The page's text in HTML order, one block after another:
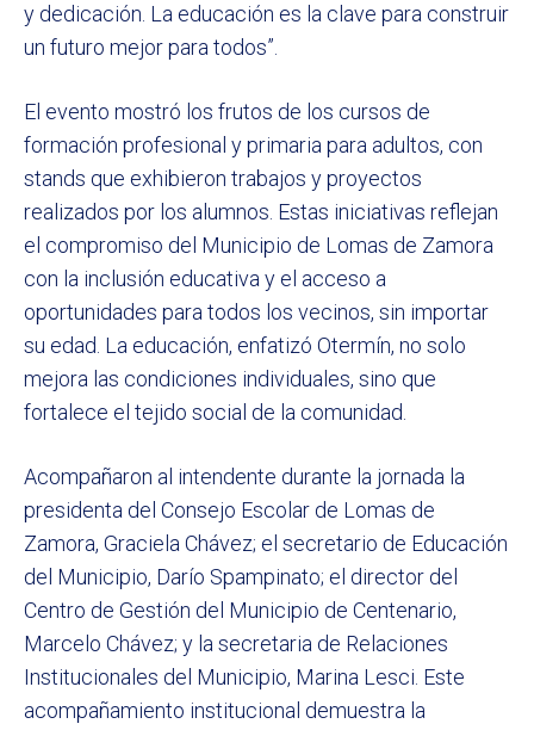
y dedicación. La educación es la clave para construir
un futuro mejor para todos”.
El evento mostró los frutos de los cursos de
formación profesional y primaria para adultos, con
stands que exhibieron trabajos y proyectos
realizados por los alumnos. Estas iniciativas reflejan
el compromiso del Municipio de Lomas de Zamora
con la inclusión educativa y el acceso a
oportunidades para todos los vecinos, sin importar
su edad. La educación, enfatizó Otermín, no solo
mejora las condiciones individuales, sino que
fortalece el tejido social de la comunidad.
Acompañaron al intendente durante la jornada la
presidenta del Consejo Escolar de Lomas de
Zamora, Graciela Chávez; el secretario de Educación
del Municipio, Darío Spampinato; el director del
Centro de Gestión del Municipio de Centenario,
Marcelo Chávez; y la secretaria de Relaciones
Institucionales del Municipio, Marina Lesci. Este
acompañamiento institucional demuestra la